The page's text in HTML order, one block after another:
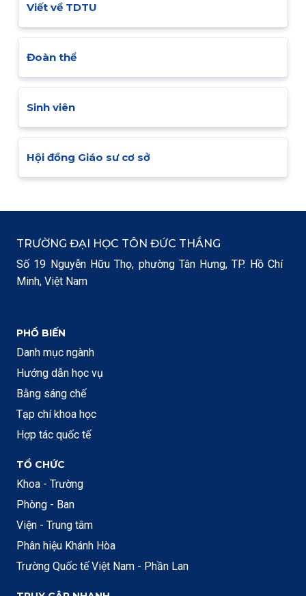
Viết về TDTU
Đoàn thể
Sinh viên
Hội đồng Giáo sư cơ sở
TRƯỜNG ĐẠI HỌC TÔN ĐỨC THẮNG
Số 19 Nguyễn Hữu Thọ, phường Tân Hưng, TP. Hồ Chí
Minh, Việt Nam
PHỔ BIẾN
Danh mục ngành
Hướng dẫn học vụ
Bằng sáng chế
Tạp chí khoa học
Hợp tác quốc tế
TỔ CHỨC
Khoa - Trường
Phòng - Ban
Viện - Trung tâm
Phân hiệu Khánh Hòa
Trường Quốc tế Việt Nam - Phần Lan